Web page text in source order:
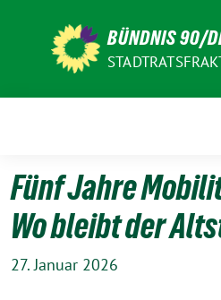
BÜNDNIS 90/
Fünf Jahre
Wo bleibt der
27. Januar 2026